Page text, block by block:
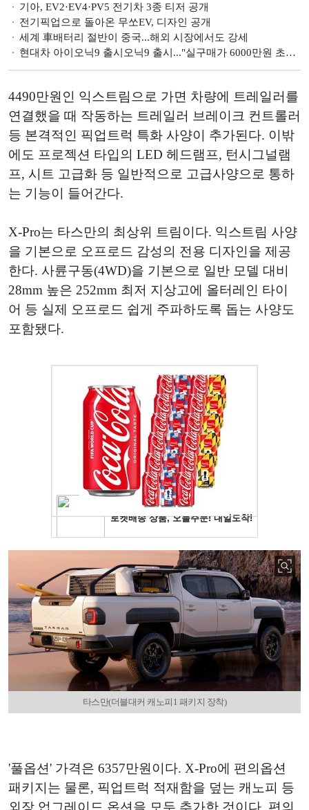
기아, EV2·EV4·PV5 전기차 3종 티저 공개
전기픽업으로 돌아온 무쏘EV, 디자인 공개
세계 車배터리 절반이 중국...해외 시장에서도 강세
현대차 아이오닉9 출시오닉9 출시..."실구매가 6000만원 초중반부터"
4490만원인 익스트림으로 가면 차량에 트레일러를
연결했을 때 작동하는 트레일러 브레이크 컨트롤러
등 본격적인 픽업트럭 특화 사양이 추가된다. 이밖
에도 프로젝션 타입의 LED 헤드램프, 턴시그널램
프, 시트 고급화 등 일반적으로 고급사양으로 통하
는 기능이 들어간다.
X-Pro는 타스만의 최상위 트림이다. 익스트림 사양
을 기본으로 오프로드 감성의 전용 디자인을 제공
한다. 사륜구동(4WD)을 기본으로 일반 모델 대비
28mm 높은 252mm 최저 지상고에 올터레인 타이
어 등 실제 오프로드 쉽게 주파하도록 돕는 사양도
포함됐다.
타스만(더블대커 캐노피1 패키지 장착)
'풀옵션' 가격은 6357만원이다. X-Pro에 편의옵션
패키지는 물론, 픽업트럭 적재함을 덮는 캐노피 등
외장 업그레이드 옵션을 모두 추가한 것이다. 편의